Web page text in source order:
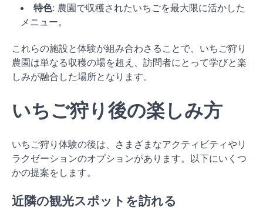
特色: 農園で収穫されたいちごを最大限に活かした
メニュー。
これらの施設と体験が組み合わさることで、いちご狩り
農園は単なる収穫の場を超え、訪問者にとって学びと楽
しみが融合した場所となります。
いちご狩り後の楽しみ方
いちご狩り体験の後は、さまざまなアクティビティやリ
ラクゼーションのオプションがあります。以下にいくつ
かの提案をします。
近隣の観光スポットを訪れる